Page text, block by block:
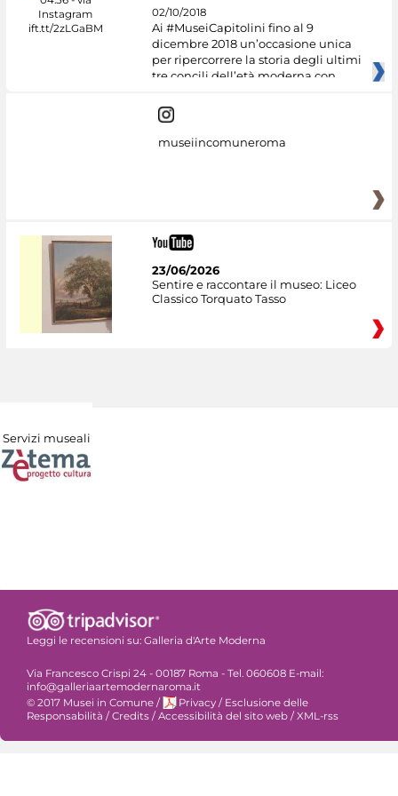
02/10/2018
Ai #MuseiCapitolini fino al 9
dicembre 2018 un’occasione unica
per ripercorrere la storia degli ultimi
tre concili dell’età moderna con
museiincomuneroma
23/06/2026
Sentire e raccontare il museo: Liceo
Classico Torquato Tasso
Servizi museali
Leggi le recensioni su: Galleria d'Arte Moderna
Via Francesco Crispi 24 - 00187 Roma - Tel. 060608 E-mail:
info@galleriaartemodernaroma.it
© 2017 Musei in Comune / Privacy / Esclusione delle
Responsabilità / Credits / Accessibilità del sito web / XML-rss